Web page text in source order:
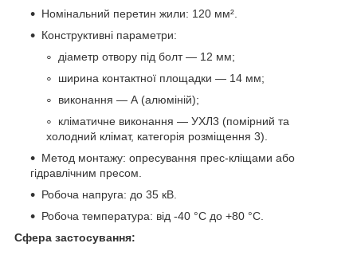
Номінальний перетин жили: 120 мм².
Конструктивні параметри:
діаметр отвору під болт — 12 мм;
ширина контактної площадки — 14 мм;
виконання — А (алюміній);
кліматичне виконання — УХЛ3 (помірний та
холодний клімат, категорія розміщення 3).
Метод монтажу: опресування прес-кліщами або
гідравлічним пресом.
Робоча напруга: до 35 кВ.
Робоча температура: від -40 °C до +80 °C.
Сфера застосування: